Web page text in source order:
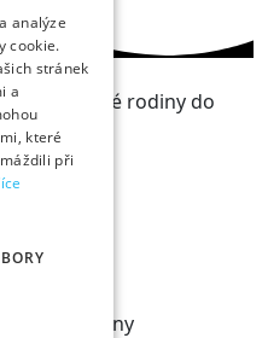
rodiny do
z.s.
rodiny
analýze
cookie.
stránek
a
které
při